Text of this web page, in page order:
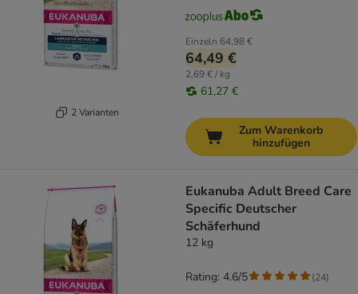
2 Varianten
Einzeln 64,98 €
64,49 €
2,69 € / kg
61,27 €
Zum Warenkorb
hinzufügen
Eukanuba Adult Breed Care
Specific Deutscher
Schäferhund
12 kg
Rating: 4.6/5 (24)